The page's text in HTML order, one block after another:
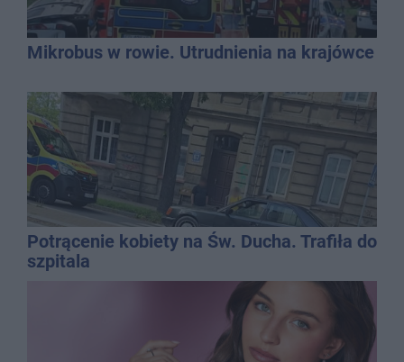
Mikrobus w rowie. Utrudnienia na krajówce
Potrącenie kobiety na Św. Ducha. Trafiła do
szpitala